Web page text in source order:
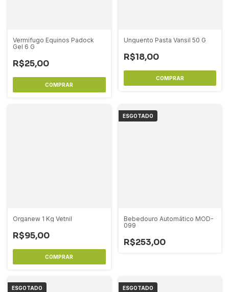
Vermifugo Equinos Padock
Gel 6 G
R$25,00
Unguento Pasta Vansil 50 G
R$18,00
Organew 1 Kg Vetnil
R$95,00
ESGOTADO
Bebedouro Automático MOD-
099
R$253,00
ESGOTADO ESGOTADO